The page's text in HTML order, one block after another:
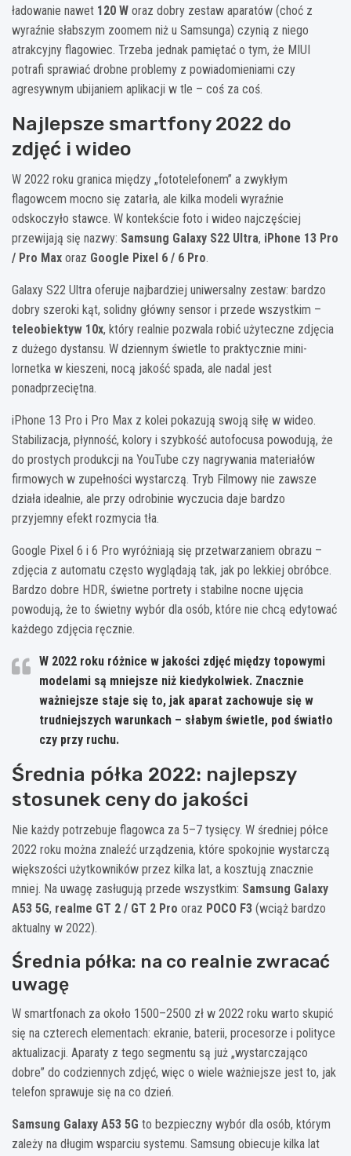
ładowanie nawet 120 W oraz dobry zestaw aparatów (choć z
wyraźnie słabszym zoomem niż u Samsunga) czynią z niego
atrakcyjny flagowiec. Trzeba jednak pamiętać o tym, że MIUI
potrafi sprawiać drobne problemy z powiadomieniami czy
agresywnym ubijaniem aplikacji w tle – coś za coś.
Najlepsze smartfony 2022 do
zdjęć i wideo
W 2022 roku granica między „fototelefonem” a zwykłym
flagowcem mocno się zatarła, ale kilka modeli wyraźnie
odskoczyło stawce. W kontekście foto i wideo najczęściej
przewijają się nazwy: Samsung Galaxy S22 Ultra, iPhone 13 Pro
/ Pro Max oraz Google Pixel 6 / 6 Pro.
Galaxy S22 Ultra oferuje najbardziej uniwersalny zestaw: bardzo
dobry szeroki kąt, solidny główny sensor i przede wszystkim –
teleobiektyw 10x, który realnie pozwala robić użyteczne zdjęcia
z dużego dystansu. W dziennym świetle to praktycznie mini-
lornetka w kieszeni, nocą jakość spada, ale nadal jest
ponadprzeciętna.
iPhone 13 Pro i Pro Max z kolei pokazują swoją siłę w wideo.
Stabilizacja, płynność, kolory i szybkość autofocusa powodują, że
do prostych produkcji na YouTube czy nagrywania materiałów
firmowych w zupełności wystarczą. Tryb Filmowy nie zawsze
działa idealnie, ale przy odrobinie wyczucia daje bardzo
przyjemny efekt rozmycia tła.
Google Pixel 6 i 6 Pro wyróżniają się przetwarzaniem obrazu –
zdjęcia z automatu często wyglądają tak, jak po lekkiej obróbce.
Bardzo dobre HDR, świetne portrety i stabilne nocne ujęcia
powodują, że to świetny wybór dla osób, które nie chcą edytować
każdego zdjęcia ręcznie.
W 2022 roku różnice w jakości zdjęć między topowymi
modelami są mniejsze niż kiedykolwiek. Znacznie
ważniejsze staje się to, jak aparat zachowuje się w
trudniejszych warunkach – słabym świetle, pod światło
czy przy ruchu.
Średnia półka 2022: najlepszy
stosunek ceny do jakości
Nie każdy potrzebuje flagowca za 5–7 tysięcy. W średniej półce
2022 roku można znaleźć urządzenia, które spokojnie wystarczą
większości użytkowników przez kilka lat, a kosztują znacznie
mniej. Na uwagę zasługują przede wszystkim: Samsung Galaxy
A53 5G, realme GT 2 / GT 2 Pro oraz POCO F3 (wciąż bardzo
aktualny w 2022).
Średnia półka: na co realnie zwracać
uwagę
W smartfonach za około 1500–2500 zł w 2022 roku warto skupić
się na czterech elementach: ekranie, baterii, procesorze i polityce
aktualizacji. Aparaty z tego segmentu są już „wystarczająco
dobre” do codziennych zdjęć, więc o wiele ważniejsze jest to, jak
telefon sprawuje się na co dzień.
Samsung Galaxy A53 5G to bezpieczny wybór dla osób, którym
zależy na długim wsparciu systemu. Samsung obiecuje kilka lat